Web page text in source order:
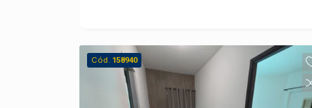
IMÓVEL - Kitnet mobiliada - Geladeira -
Fogão - Micro-ondas - Cama -
Televisão - Armário - Ar-condicionado -
Banheiro social - Condomínio com
Cód. 158940